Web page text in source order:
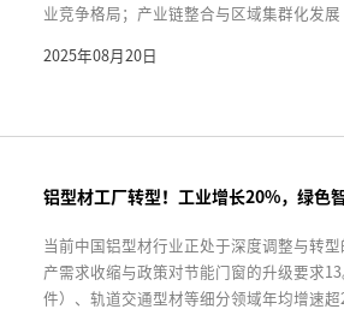
业竞争格局；产业链整合与区域集群化发展
2025年08月20日
铝型材工厂转型！工业增长20%，绿色
当前中国铝型材行业正处于深度调整与转
产需求收缩与政策对节能门窗的升级要求
件）、轨道交通型材等细分领域年均增速超